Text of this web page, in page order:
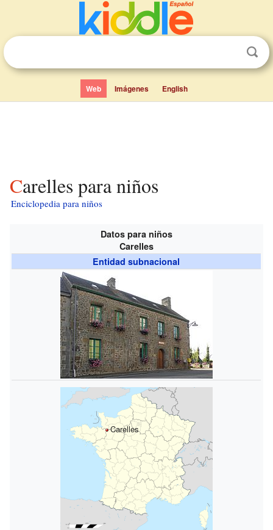
Web Imágenes English
Carelles para niños
Enciclopedia para niños
Datos para niños
Carelles
Entidad subnacional
Carelles